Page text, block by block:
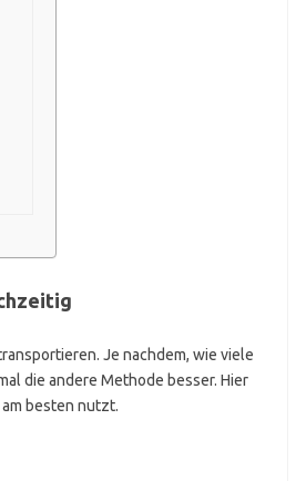
Je nachdem, wie viele
die andere Methode besser. Hier
besten nutzt.